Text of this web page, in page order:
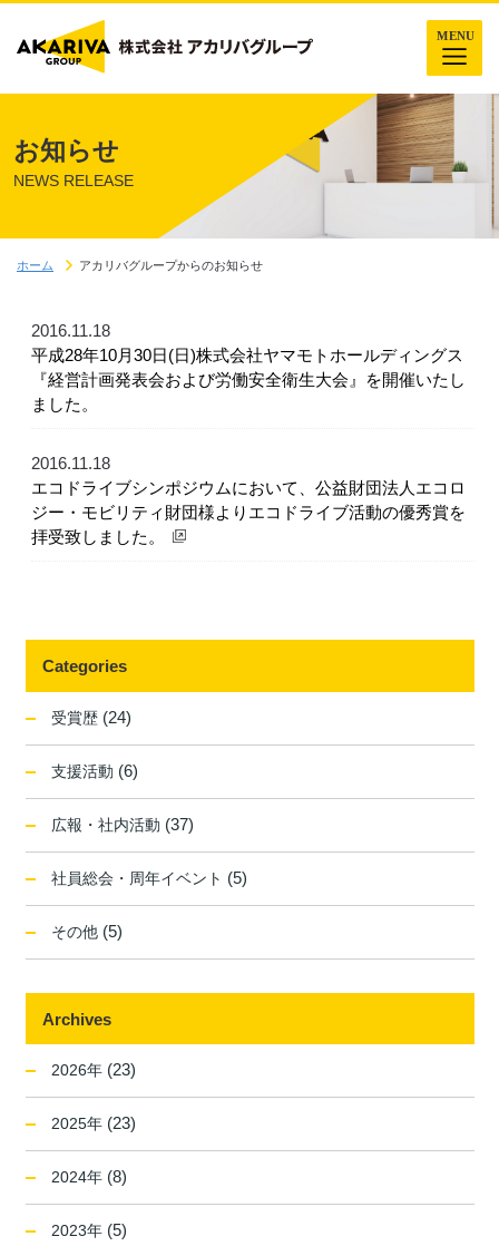
お知らせ
NEWS RELEASE
ホーム アカリバグループからのお知らせ
2016.11.18
平成28年10月30日(日)株式会社ヤマモトホールディングス
『経営計画発表会および労働安全衛生大会』を開催いたし
ました。
2016.11.18
エコドライブシンポジウムにおいて、公益財団法人エコロ
ジー・モビリティ財団様よりエコドライブ活動の優秀賞を
拝受致しました。
Categories
受賞歴 (24)
支援活動 (6)
広報・社内活動 (37)
社員総会・周年イベント (5)
その他 (5)
Archives
2026年 (23)
2025年 (23)
2024年 (8)
2023年 (5)